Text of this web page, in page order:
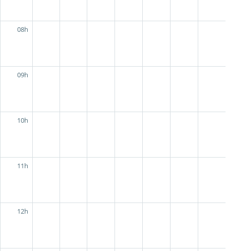
08h
09h
10h
11h
12h